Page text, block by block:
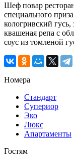
Шеф повар
специального
кологривский
квашеная репа с
соус из томленой
Номера
Стандарт
Супериор
Эко
Люкс
Апартаменты
Гостям